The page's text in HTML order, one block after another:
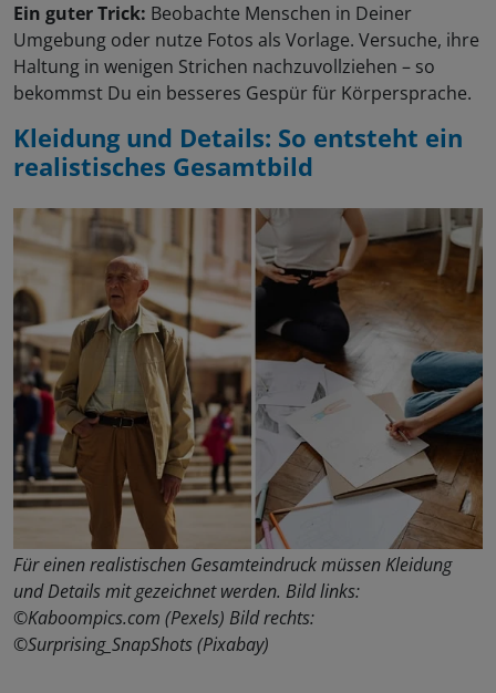
Ein guter Trick: Beobachte Menschen in Deiner
Umgebung oder nutze Fotos als Vorlage. Versuche, ihre
Haltung in wenigen Strichen nachzuvollziehen – so
bekommst Du ein besseres Gespür für Körpersprache.
Kleidung und Details: So entsteht ein
realistisches Gesamtbild
Für einen realistischen Gesamteindruck müssen Kleidung
und Details mit gezeichnet werden. Bild links:
©Kaboompics.com (Pexels) Bild rechts:
©Surprising_SnapShots (Pixabay)